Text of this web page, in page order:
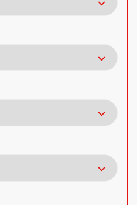
Americké vozy